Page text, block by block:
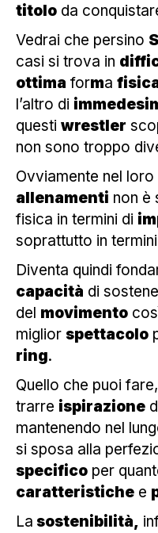
titolo da
Vedrai che persino
casi si trova in
ottima forma
l’altro di
questi wrestler
non sono troppo
Ovviamente nel
allenamenti non è
fisica in termini di
soprattutto in
Diventa quindi
capacità di
del movimento
miglior spettacolo
ring.
Quello che puoi
trarre ispirazione
mantenendo nel
si sposa alla
specifico per
caratteristiche e
La sostenibilità,